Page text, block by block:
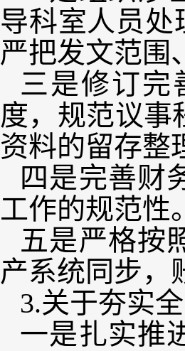
导科室人员
严把发文范围
三是修订完
度，规范议事
资料的留存整
四是完善财
工作的规范性。
五是严格按
产系统同步，
3.关于夯实
一是扎实推